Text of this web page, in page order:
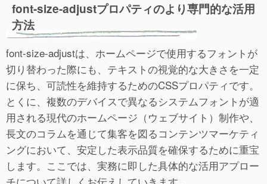
font-size-adjustプロパティのより専門的な活用
方法
font-size-adjustは、ホームページで使用するフォントが
切り替わった際にも、テキストの視覚的な大きさを一定
に保ち、可読性を維持するためのCSSプロパティです。
とくに、複数のデバイスで異なるシステムフォントが適
用される現代のホームページ（ウェブサイト）制作や、
長文のコラムを通じて集客を図るコンテンツマーケティ
ングにおいて、安定した表示品質を確保するために重宝
します。ここでは、実務に即した具体的な活用アプロー